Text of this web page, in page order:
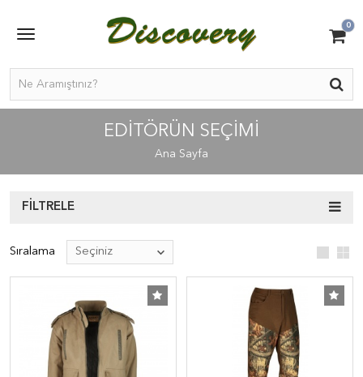
0
EDITÖRÜN SEÇIMI
Ana Sayfa
FILTRELE
Sıralama